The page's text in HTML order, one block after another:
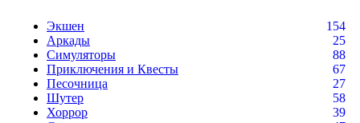
Экшен
154
Аркады
25
Симуляторы
88
Приключения и Квесты
67
Песочница
27
Шутер
58
Хоррор
39